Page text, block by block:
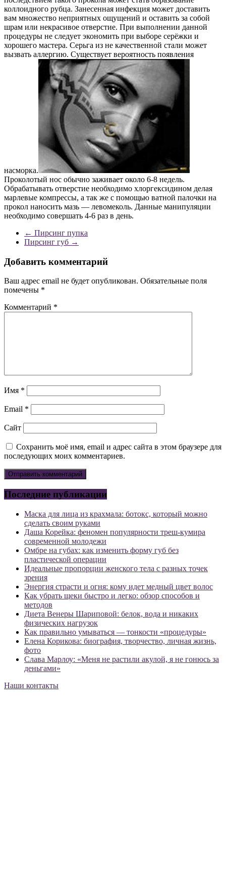
коллоидного рубца. Занесенная инфекция может доставить
вам множество неприятных ощущений и оставить за собой
шрам или некрасивое отверстие. При выполнении данной
процедуры не следует экономить при выборе серёжки и
хорошего мастера. Серьга из не качественной стали может
вызвать аллергию. Существует вероятность появления
насморка.
Проколотый нос обычно заживает около 6-8 недель.
Обрабатывать отверстие необходимо хлоргексидином делая
марлевые компрессы, а так же с помощью ватной палочки на
прокол наносить мазь — левомеколь. Данные манипуляции
необходимо совершать 4-6 раз в день.
← Пирсинг пупка
Пирсинг губ →
Добавить комментарий
Ваш адрес email не будет опубликован. Обязательные поля
помечены *
Комментарий *
Имя *
Email *
Сайт
Сохранить моё имя, email и адрес сайта в этом браузере для
последующих моих комментариев.
Последние публикации
Маска для лица из крахмала: ботокс, который можно
сделать своим руками
Даша Корейка: феномен популярности треш-кумира
современной молодежи
Омбре на губах: как изменить форму губ без
пластической операции
Идеальные пропорции женского тела с разных точек
зрения
Энергия страсти и огня: кому идет медный цвет волос
Как убрать щеки быстро и легко: обзор способов и
методов
Диета Венеры Шариповой: белок, вода и никаких
физических нагрузок
Как правильно умываться — тонкости «процедуры»
Елена Корикова: биография, творчество, личная жизнь,
фото
Слава Марлоу: «Меня не растили акулой, я не гонюсь за
деньгами»
Наши контакты